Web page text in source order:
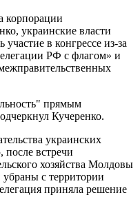
корпорации
украинские власти
в конгрессе из-за
РФ с флагом» и
прямым
Кучеренко.
украинских
встречи
хозяйства Молдовы
с территории
приняла решение